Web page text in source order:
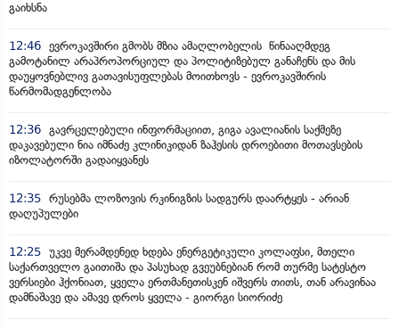
გაიხსნა
12:46 ევროკავშირი გმობს მზია ამაღლობელის წინააღმდეგ
გამოტანილ არაპროპორციულ და პოლიტიზებულ განაჩენს და მის
დაუყოვნებლივ გათავისუფლებას მოითხოვს - ევროკავშირის
წარმომადგენლობა
12:36 გავრცელებული ინფორმაციით, გიგა ავალიანის საქმეზე
დაკავებული ნია იმნაძე კლინიკიდან ზაჰესის დროებითი მოთავსების
იზოლატორში გადაიყვანეს
12:35 რუსებმა ლოზოვის რკინიგზის სადგურს დაარტყეს - არიან
დაღუპულები
12:25 უკვე მერამდენედ ხდება ენერგეტიკული კოლაფსი, მთელი
საქართველო გაითიშა და პასუხად გვეუბნებიან რომ თურმე სატესტო
ვერსიები ჰქონიათ, ყველა ერთმანეთისკენ იშვერს თითს, თან არავინაა
დამნაშავე და ამავე დროს ყველა - გიორგი სიორიძე